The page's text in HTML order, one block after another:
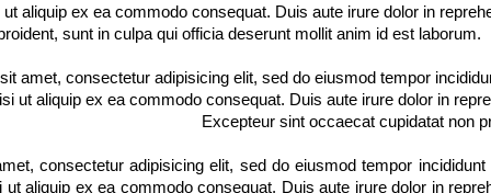
aliquip ex ea commodo consequat. Duis aute irure dolor in
sunt in culpa qui officia deserunt mollit anim id est laborum.
amet, consectetur adipisicing elit, sed do eiusmod tempor
ut aliquip ex ea commodo consequat. Duis aute irure dolor in
Excepteur sint occaecat cupidatat non
consectetur adipisicing elit, sed do eiusmod tempor
aliquip ex ea commodo consequat. Duis aute irure dolor in